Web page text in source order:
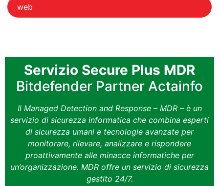
web
Servizio Secure Plus MDR
Bitdefender Partner Actainfo
Il Managed Detection and Response – MDR – è un
servizio di sicurezza informatica che combina esperti
di sicurezza umani e tecnologie avanzate per
monitorare, rilevare, analizzare e rispondere
proattivamente alle minacce informatiche per
un’organizzazione. MDR offre un servizio di sicurezza
gestito 24/7.